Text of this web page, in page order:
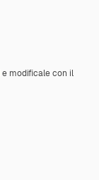
e modificale con il